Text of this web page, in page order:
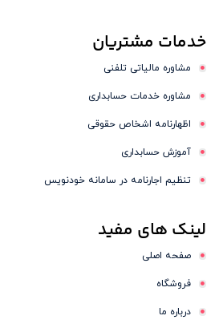
خدمات مشتریان
مشاوره مالیاتی تلفنی
مشاوره خدمات حسابداری
اظهارنامه اشخاص حقوقی
آموزش حسابداری
تنظیم اجارنامه در سامانه خودنویس
لینک های مفید
صفحه اصلی
فروشگاه
درباره ما